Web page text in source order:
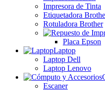
Impresora de Tinta
Etiquetadora
Rotuladora Brother
Placa Epson
Laptop
Laptop Dell
Laptop Lenovo
Escaner